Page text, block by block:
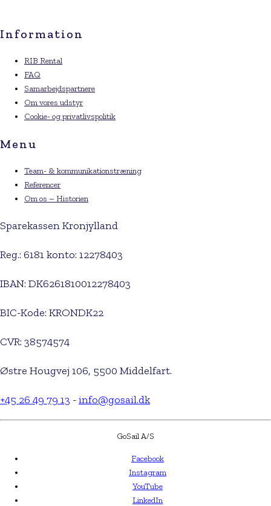
Information
RIB Rental
FAQ
Samarbejdspartnere
Om vores udstyr
Cookie- og privatlivspolitik
Menu
Team- & kommunikationstræning
Referencer
Om os – Historien
Sparekassen Kronjylland
Reg.: 6181 konto: 12278403
IBAN: DK6261810012278403
BIC-Kode: KRONDK22
CVR: 38574574
Østre Hougvej 106, 5500 Middelfart.
+45 26 49 79 13 -info@gosail.dk
GoSail A/S
Facebook
Instagram
YouTube
LinkedIn